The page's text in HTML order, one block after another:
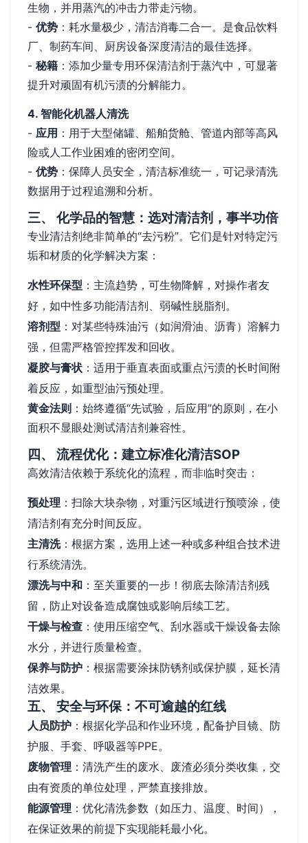
生物，并用蒸汽的冲击力带走污物。
- 优势 ：耗水量极少，清洁消毒二合一。是食品饮料
厂、制药车间、厨房设备深度清洁的最佳选择。
- 秘籍 ：添加少量专用环保清洁剂于蒸汽中，可显著
提升对顽固有机污渍的分解能力。
4. 智能化机器人清洗
- 应用 ：用于大型储罐、船舶货舱、管道内部等高风
险或人工作业困难的密闭空间。
- 优势 ：保障人员安全，清洁标准统一，可记录清洗
数据用于过程追溯和分析。
三、 化学品的智慧：选对清洁剂，事半功倍
专业清洁剂绝非简单的“去污粉”。它们是针对特定污
垢和材质的化学解决方案：
水性环保型 ：主流趋势，可生物降解，对操作者友
好，如中性多功能清洁剂、弱碱性脱脂剂。
溶剂型 ：对某些特殊油污（如润滑油、沥青）溶解力
强，但需严格管控挥发和回收。
凝胶与膏状 ：适用于垂直表面或重点污渍的长时间附
着反应，如重型油污预处理。
黄金法则 ：始终遵循“先试验，后应用”的原则，在小
面积不显眼处测试清洁剂兼容性。
四、 流程优化：建立标准化清洁SOP
高效清洁依赖于系统化的流程，而非临时突击：
预处理 ：扫除大块杂物，对重污区域进行预喷涂，使
清洁剂有充分时间反应。
主清洗：根据方案，选用上述一种或多种组合技术进
行系统清洗。
漂洗与中和 ：至关重要的一步！彻底去除清洁剂残
留，防止对设备造成腐蚀或影响后续工艺。
干燥与检查 ：使用压缩空气、刮水器或干燥设备去除
水分，并进行质量检查。
保养与防护 ：根据需要涂抹防锈剂或保护膜，延长清
洁效果。
五、 安全与环保：不可逾越的红线
人员防护 ：根据化学品和作业环境，配备护目镜、防
护服、手套、呼吸器等PPE。
废物管理 ：清洗产生的废水、废渣必须分类收集，交
由有资质的单位处理，严禁直接排放。
能源管理 ：优化清洗参数（如压力、温度、时间），
在保证效果的前提下实现能耗最小化。